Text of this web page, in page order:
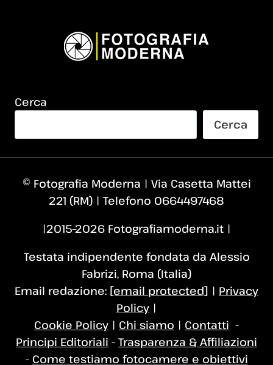
Cerca
Cerca
© Fotografia Moderna | Via Casetta Mattei
221 (RM) | Telefono 0664497468
|2015–2026 Fotografiamoderna.it |
Testata indipendente fondata da Alessio
Fabrizi, Roma (Italia)
Email redazione: [email protected] | Privacy
Policy |
Cookie Policy | Chi siamo | Contatti -
Principi Editoriali - Trasparenza & Affiliazioni
- Come testiamo fotocamere e obiettivi